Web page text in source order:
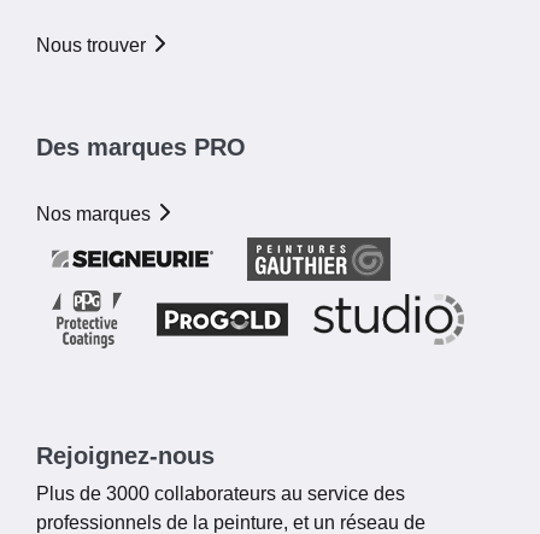
Nous trouver
Des marques PRO
Nos marques
Rejoignez-nous
Plus de 3000 collaborateurs au service des
professionnels de la peinture, et un réseau de